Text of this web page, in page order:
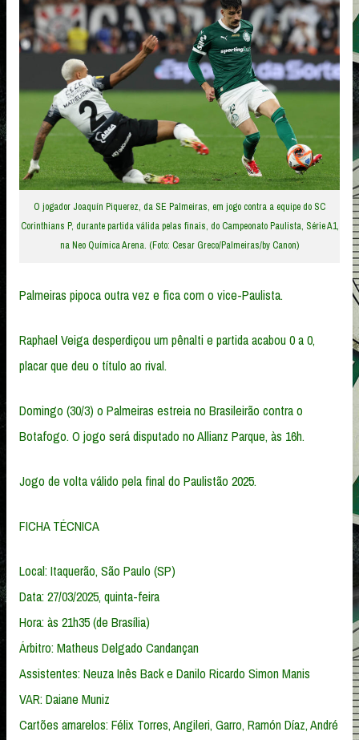
O jogador Joaquín Piquerez, da SE Palmeiras, em jogo contra a equipe do SC
Corinthians P, durante partida válida pelas finais, do Campeonato Paulista, Série A1,
na Neo Química Arena. (Foto: Cesar Greco/Palmeiras/by Canon)
Palmeiras pipoca outra vez e fica com o vice-Paulista.
Raphael Veiga desperdiçou um pênalti e partida acabou 0 a 0,
placar que deu o título ao rival.
Domingo (30/3) o Palmeiras estreia no Brasileirão contra o
Botafogo. O jogo será disputado no Allianz Parque, às 16h.
Jogo de volta válido pela final do Paulistão 2025.
FICHA TÉCNICA
Local: Itaquerão, São Paulo (SP)
Data: 27/03/2025, quinta-feira
Hora: às 21h35 (de Brasília)
Árbitro: Matheus Delgado Candançan
Assistentes: Neuza Inês Back e Danilo Ricardo Simon Manis
VAR: Daiane Muniz
Cartões amarelos: Félix Torres, Angileri, Garro, Ramón Díaz, André